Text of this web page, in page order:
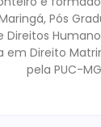
Pós
Direitos
em Direito
pela PUC-